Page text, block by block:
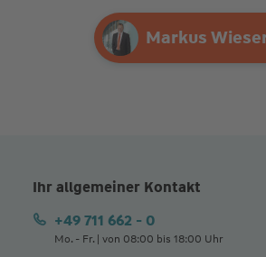
Ihre Agentur
Markus
Ihr allgemeiner Kontakt
+49 711 662 - 0
Mo. - Fr. | von 08:00 bis 18:00 Uhr